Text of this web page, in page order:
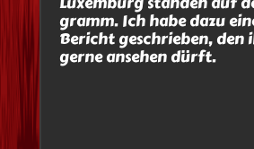
gramm. Ich habe dazu
Bericht geschrieben, den
gerne ansehen dürft.